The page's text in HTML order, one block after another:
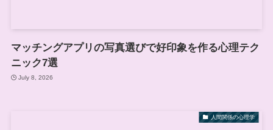
マッチングアプリの写真選びで好印象を作る心理テク
ニック7選
July 8, 2026
人間関係の心理学